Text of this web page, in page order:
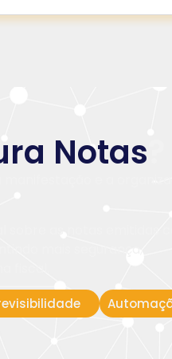
Notas